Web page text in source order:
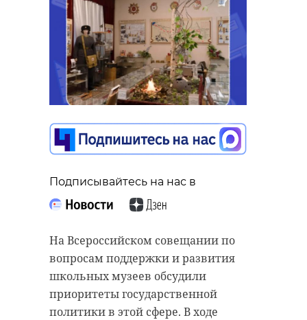
Подписывайтесь на нас в
На Всероссийском совещании по
вопросам поддержки и развития
школьных музеев обсудили
приоритеты государственной
политики в этой сфере. В ходе